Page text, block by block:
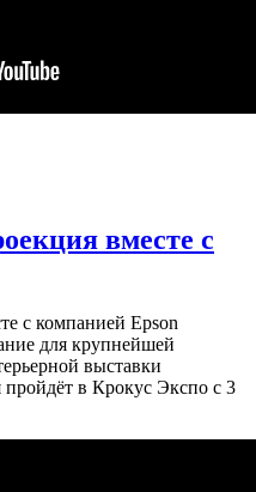
вместе с
с компанией Epson
для крупнейшей
выставки
в Крокус Экспо с 3